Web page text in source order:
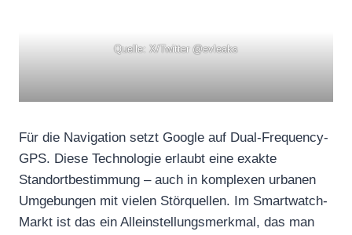
Quelle: X/Twitter @evleaks
Für die Navigation setzt Google auf Dual-Frequency-
GPS. Diese Technologie erlaubt eine exakte
Standortbestimmung – auch in komplexen urbanen
Umgebungen mit vielen Störquellen. Im Smartwatch-
Markt ist das ein Alleinstellungsmerkmal, das man